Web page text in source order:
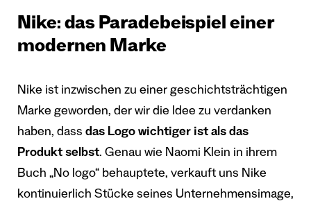
Nike: das Paradebeispiel einer
modernen Marke
Nike ist inzwischen zu einer geschichtsträchtigen
Marke geworden, der wir die Idee zu verdanken
haben, dass das Logo wichtiger ist als das
Produkt selbst. Genau wie Naomi Klein in ihrem
Buch „No logo“ behauptete, verkauft uns Nike
kontinuierlich Stücke seines Unternehmensimage,